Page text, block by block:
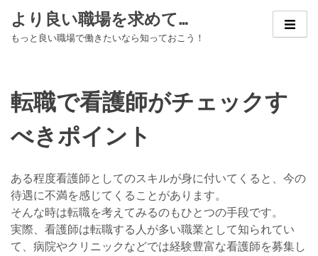
content
より良い職場を求めて…
もっと良い職場で働きたいなら知っておこう！
転職で看護師がチェックす
べきポイント
ある程度看護師としてのスキルが身に付いてくると、今の
待遇に不満を感じてくることがあります。
そんな時は転職を考えてみるのもひとつの手段です。
実際、看護師は転職する人が多い職業として知られてい
て、病院やクリニックなどでは経験豊富な看護師を募集し